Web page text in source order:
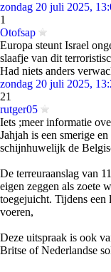
zondag 20 juli 2025,
1
Otofsap
Europa steunt Israel
slaafje van dit
Had niets anders
zondag 20 juli 2025,
21
rutger05
Iets ;meer informatie
Jahjah is een smerige
schijnhuwelijk de
De terreuraanslag van
eigen zeggen als zoete
toegejuicht. Tijdens
voeren,
Deze uitspraak is ook
Britse of Nederlandse